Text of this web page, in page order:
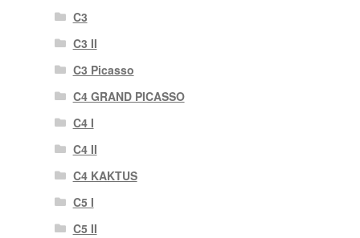
C3
C3 II
C3 Picasso
C4 GRAND PICASSO
C4 I
C4 II
C4 KAKTUS
C5 I
C5 II